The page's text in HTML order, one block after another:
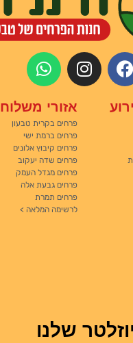
אזורי משלוח
פרחים בקרית טבעון
פרחים ברמת ישי
פרחים קיבוץ אלונים
פרחים שדה יעקוב
פרחים מגדל העמק
פרחים גבעת אלה
פרחים תמרת
לרשימה המלאה >
שלנו